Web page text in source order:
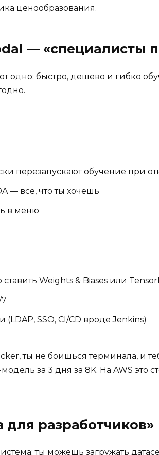
ценообразования.
— «специалисты
одно: быстро, дешево и гибко
перезапускают обучение при
— всё, что ты хочешь
в меню
Weights & Biases или
SSO, CI/CD вроде Jenkins)
ты не боишься терминала, и
за 3 дня за 8K. На AWS это
разработчиков»
ты можешь загружать